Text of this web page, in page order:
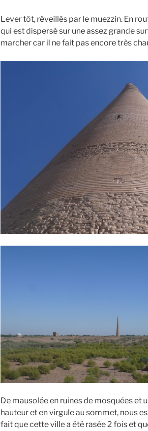
Lever tôt, réveillés par le muezzin. En
qui est dispersé sur une assez grande
marcher car il ne fait pas encore très
De mausolée en ruines de mosquées et
hauteur et en virgule au sommet, nous
fait que cette ville a été rasée 2 fois et